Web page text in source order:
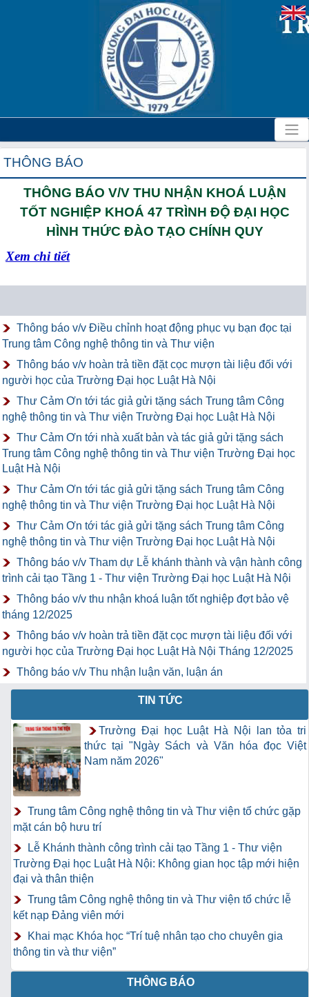
THÔNG BÁO
THÔNG BÁO V/V THU NHẬN KHOÁ LUẬN
TỐT NGHIỆP KHOÁ 47 TRÌNH ĐỘ ĐẠI HỌC
HÌNH THỨC ĐÀO TẠO CHÍNH QUY
Xem chi tiết
Thông báo v/v Điều chỉnh hoạt động phục vụ bạn đọc tại
Trung tâm Công nghệ thông tin và Thư viện
Thông báo v/v hoàn trả tiền đặt cọc mượn tài liệu đối với
người học của Trường Đại học Luật Hà Nội
Thư Cảm Ơn tới tác giả gửi tặng sách Trung tâm Công
nghệ thông tin và Thư viện Trường Đại học Luật Hà Nội
Thư Cảm Ơn tới nhà xuất bản và tác giả gửi tặng sách
Trung tâm Công nghệ thông tin và Thư viện Trường Đại học
Luật Hà Nội
Thư Cảm Ơn tới tác giả gửi tặng sách Trung tâm Công
nghệ thông tin và Thư viện Trường Đại học Luật Hà Nội
Thư Cảm Ơn tới tác giả gửi tặng sách Trung tâm Công
nghệ thông tin và Thư viện Trường Đại học Luật Hà Nội
Thông báo v/v Tham dự Lễ khánh thành và vận hành công
trình cải tạo Tầng 1 - Thư viện Trường Đại học Luật Hà Nội
Thông báo v/v thu nhận khoá luận tốt nghiệp đợt bảo vệ
tháng 12/2025
Thông báo v/v hoàn trả tiền đặt cọc mượn tài liệu đối với
người học của Trường Đại học Luật Hà Nội Tháng 12/2025
Thông báo v/v Thu nhận luận văn, luận án
TIN TỨC
Trường Đại học Luật Hà Nội lan tỏa tri
thức tại "Ngày Sách và Văn hóa đọc Việt
Nam năm 2026"
Trung tâm Công nghệ thông tin và Thư viện tổ chức gặp
mặt cán bộ hưu trí
Lễ Khánh thành công trình cải tạo Tầng 1 - Thư viện
Trường Đại học Luật Hà Nội: Không gian học tập mới hiện
đại và thân thiện
Trung tâm Công nghệ thông tin và Thư viện tổ chức lễ
kết nạp Đảng viên mới
Khai mạc Khóa học “Trí tuệ nhân tạo cho chuyên gia
thông tin và thư viện”
THÔNG BÁO